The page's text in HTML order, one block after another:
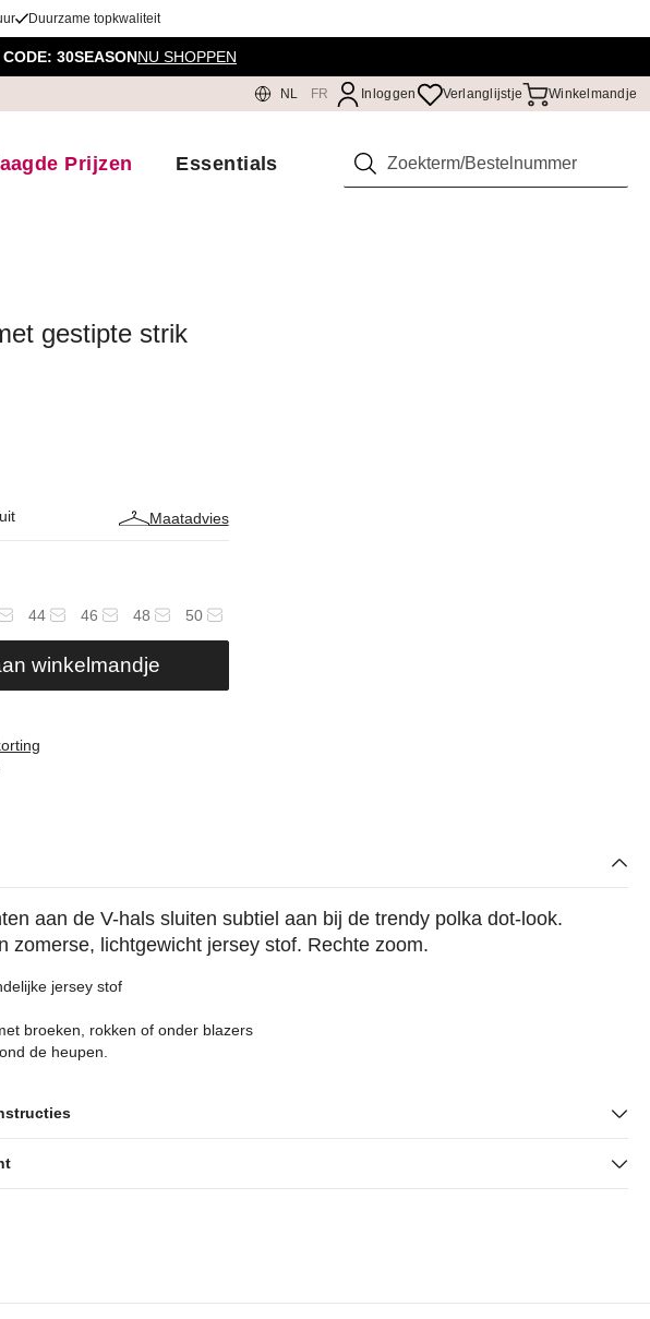
Duurzame topkwaliteit
CODE: 30SEASONNU SHOPPEN
NL FR Inloggen Verlanglijstje Winkelmandje
Prijzen Essentials Zoeken
gestipte strik
Maatadvies
44 46 48 50
winkelmandje
aan de V-hals sluiten subtiel aan bij de trendy polka dot-look.
zomerse, lichtgewicht jersey stof. Rechte zoom.
jersey stof
broeken, rokken of onder blazers
de heupen.